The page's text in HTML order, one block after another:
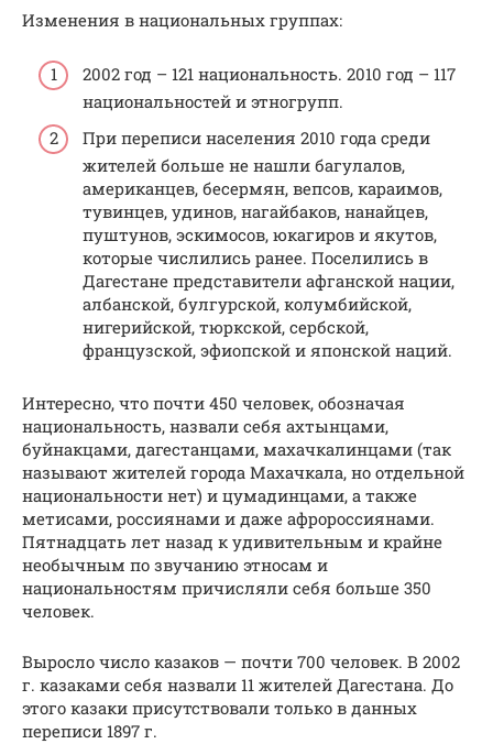
Изменения в национальных группах:
2002 год – 121 национальность. 2010 год – 117
национальностей и этногрупп.
При переписи населения 2010 года среди
жителей больше не нашли багулалов,
американцев, бесермян, вепсов, караимов,
тувинцев, удинов, нагайбаков, нанайцев,
пуштунов, эскимосов, юкагиров и якутов,
которые числились ранее. Поселились в
Дагестане представители афганской нации,
албанской, булгурской, колумбийской,
нигерийской, тюркской, сербской,
французской, эфиопской и японской наций.
Интересно, что почти 450 человек, обозначая
национальность, назвали себя ахтынцами,
буйнакцами, дагестанцами, махачкалинцами (так
называют жителей города Махачкала, но отдельной
национальности нет) и цумадинцами, а также
метисами, россиянами и даже афророссиянами.
Пятнадцать лет назад к удивительным и крайне
необычным по звучанию этносам и
национальностям причисляли себя больше 350
человек.
Выросло число казаков — почти 700 человек. В 2002
г. казаками себя назвали 11 жителей Дагестана. До
этого казаки присутствовали только в данных
переписи 1897 г.